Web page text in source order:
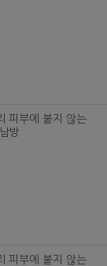
피부에 붙지 않는
방
피부에 붙지 않는